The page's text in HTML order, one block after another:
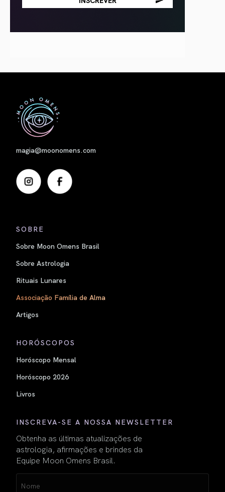
magia@moonomens.com
SOBRE
Sobre Moon Omens Brasil
Sobre Astrologia
Rituais Lunares
Associação Família de Alma
Artigos
HORÓSCOPOS
Horóscopo Mensal
Horóscopo 2026
Livros
INSCREVA-SE A NOSSA NEWSLETTER
Obtenha as últimas atualizações de
astrologia, afirmações e brindes da
Equipe Moon Omens Brasil.
Nome